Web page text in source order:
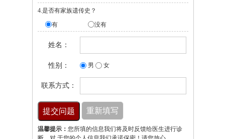
4.是否有家族遗传史？
有
没有
姓名：
性别： 男 女
联系方式：
温馨提示： 您所填的信息我们将及时反馈给医生进行诊